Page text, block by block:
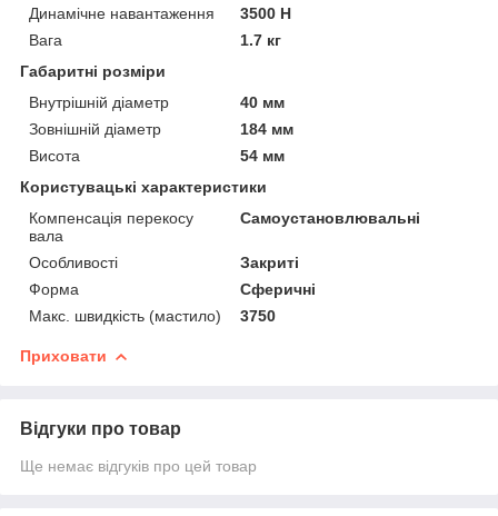
Динамічне навантаження
3500 Н
Вага
1.7 кг
Габаритні розміри
Внутрішній діаметр
40 мм
Зовнішній діаметр
184 мм
Висота
54 мм
Користувацькi характеристики
Компенсація перекосу
вала
Самоустановлювальні
Особливості
Закриті
Форма
Сферичні
Макс. швидкість (мастило)
3750
Приховати
Відгуки про товар
Ще немає відгуків про цей товар